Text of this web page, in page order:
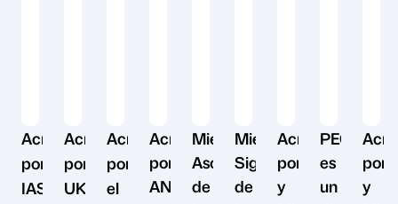
Acreditado
por
IAS
Acreditado
por
UKAS
Acreditado
por
el
Acreditado
por
ANAB
Miembro
Asociado
de
Miembro
Signatario
de
Acreditado
por
y
PECB
es
un
por
y